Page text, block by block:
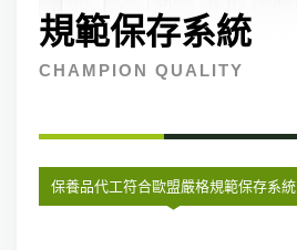
規範保存系統
CHAMPION QUALITY
保養品代工符合歐盟嚴格規範保存系統